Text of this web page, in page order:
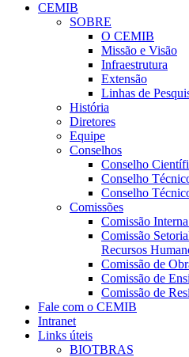
CEMIB
SOBRE
O CEMIB
Missão e Visão
Infraestrutura
Extensão
Linhas de
História
Diretores
Equipe
Conselhos
Conselho
Conselho
Conselho
Comissões
Comissão
Comissão
Recursos
Comissão de
Comissão de
Comissão de
Fale com o CEMIB
Intranet
Links úteis
BIOTBRAS